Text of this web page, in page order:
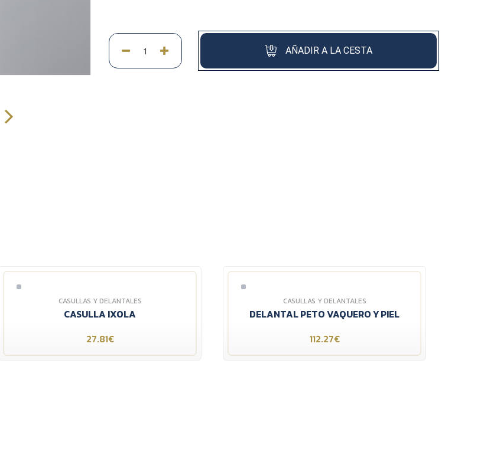
AÑADIR A LA CESTA
CASULLAS Y DELANTALES
CASULLA IXOLA
27.81€
CASULLAS Y DELANTALES
DELANTAL PETO VAQUERO Y PIEL
112.27€